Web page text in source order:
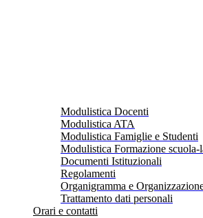
Modulistica Docenti
Modulistica ATA
Modulistica Famiglie e Studenti
Modulistica Formazione scuola-
Documenti Istituzionali
Regolamenti
Organigramma e
Trattamento dati personali
Orari e contatti